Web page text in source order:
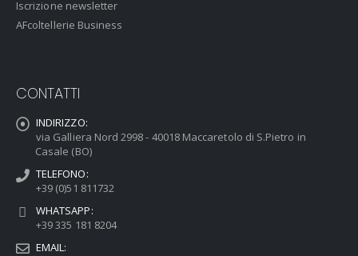
Iscrizione newsletter
AFcoltellerie Business
CONTATTI
INDIRIZZO:
via Galliera Nord 2998 - 40018 Maccaretolo di S.Pietro in
Casale (BO)
TELEFONO:
+39 (0)51 811732
WHATSAPP:
+39 335 181 8204
EMAIL: